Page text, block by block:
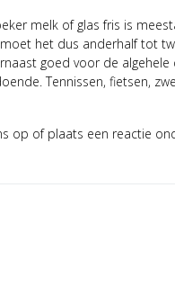
melk of glas fris is
het dus anderhalf tot
goed voor de
Tennissen, fietsen,
op of plaats een reactie